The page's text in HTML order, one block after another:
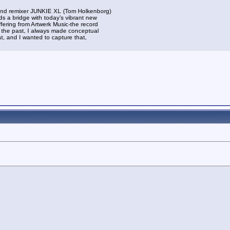
remixer JUNKIE XL (Tom Holkenborg)
a bridge with today’s vibrant new
from Artwerk Music-the record
past, I always made conceptual
and I wanted to capture that,